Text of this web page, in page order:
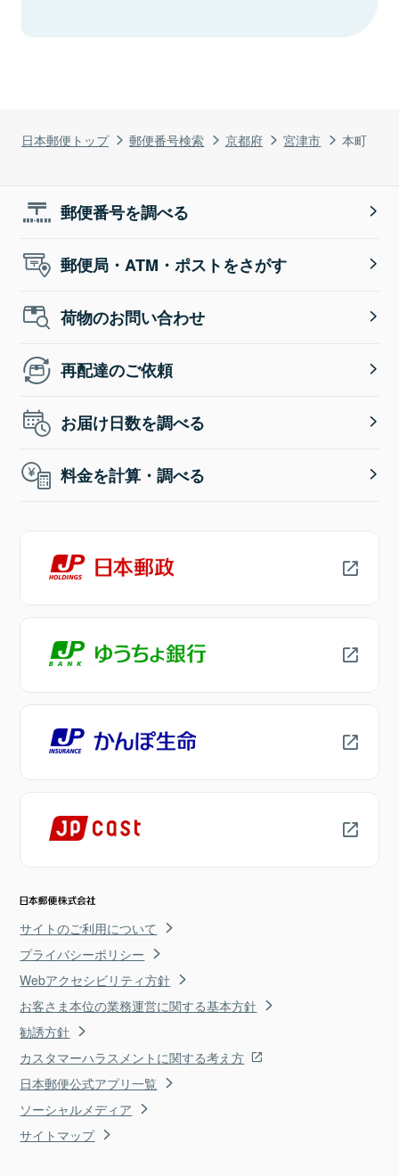
日本郵便トップ 郵便番号検索 京都府 宮津市 本町
郵便番号を調べる
郵便局・ATM・ポストをさがす
荷物のお問い合わせ
再配達のご依頼
お届け日数を調べる
料金を計算・調べる
サイトのご利用について
プライバシーポリシー
Webアクセシビリティ方針
お客さま本位の業務運営に関する基本方針
勧誘方針
カスタマーハラスメントに関する考え方
日本郵便公式アプリ一覧
ソーシャルメディア
サイトマップ